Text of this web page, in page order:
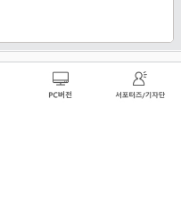
로그인
이사 : 천선아